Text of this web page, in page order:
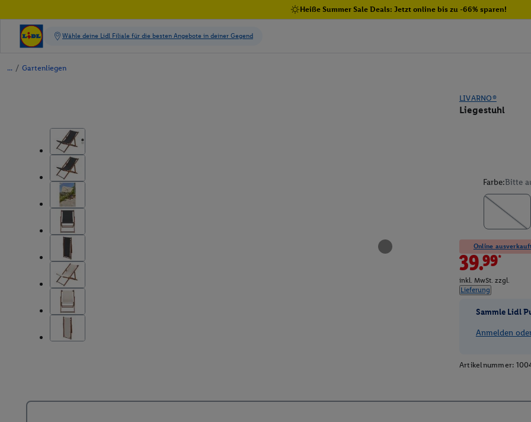
Heiße Summer Sale Deals: Jetzt online bis zu -66% sparen!
/ Gartenliegen
LIVARNO®
Liegestuhl
Farbe:Bitte
Online
39.99*
inkl. MwSt. zzgl.
Lieferung
Sammle Lidl
Anmelden
Artikelnummer: